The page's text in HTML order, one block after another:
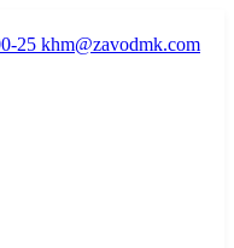
25 khm@zavodmk.com